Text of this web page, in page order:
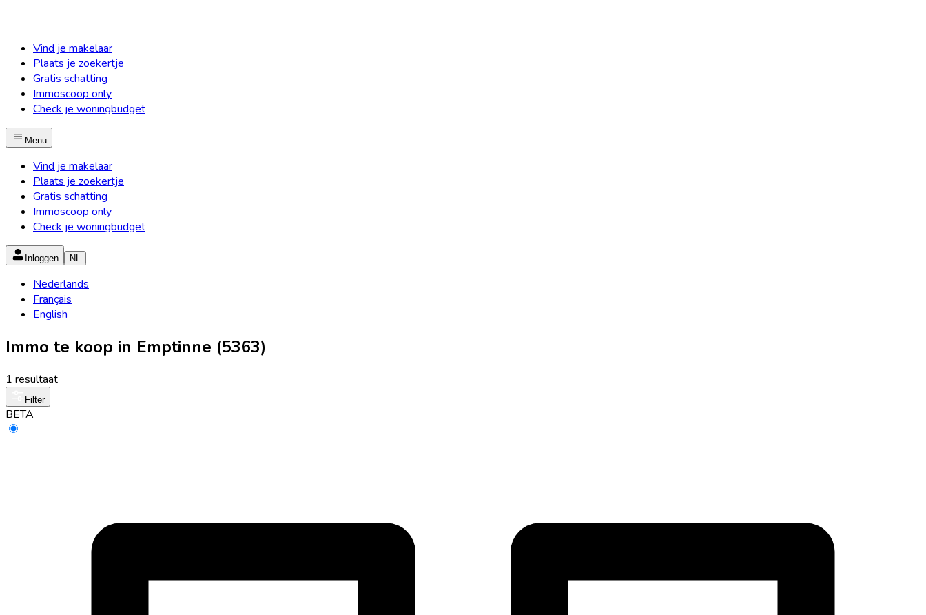
Vind je makelaar
Plaats je zoekertje
Gratis schatting
Immoscoop only
Check je woningbudget
Menu
Vind je makelaar
Plaats je zoekertje
Gratis schatting
Immoscoop only
Check je woningbudget
Inloggen NL
Nederlands
Français
English
Immo te koop in Emptinne (5363)
1 resultaat
Filter
BETA